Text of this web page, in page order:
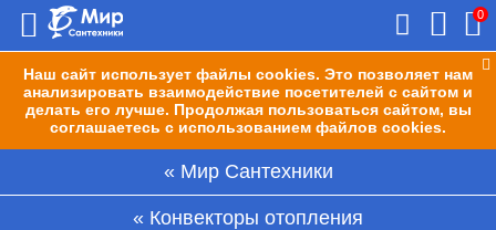
Наш сайт использует файлы cookies. Это позволяет нам
анализировать взаимодействие посетителей с сайтом и
делать его лучше. Продолжая пользоваться сайтом, вы
соглашаетесь с использованием файлов cookies.
0
Мир Сантехники
Конвекторы отопления